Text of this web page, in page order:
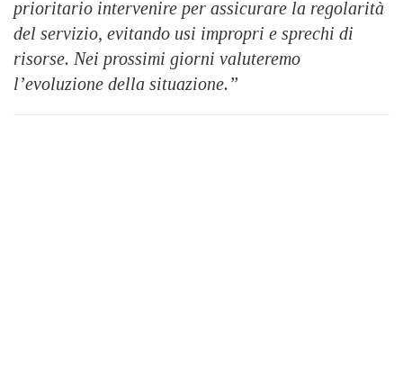
prioritario intervenire per assicurare la regolarità
del servizio, evitando usi impropri e sprechi di
risorse. Nei prossimi giorni valuteremo
l’evoluzione della situazione.”